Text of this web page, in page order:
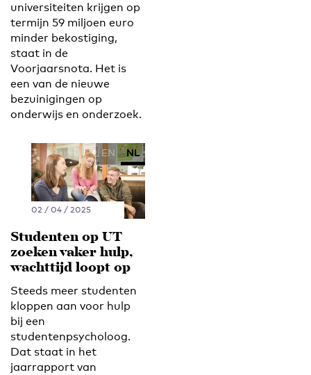
universiteiten krijgen op
termijn 59 miljoen euro
minder bekostiging,
staat in de
Voorjaarsnota. Het is
een van de nieuwe
bezuinigingen op
onderwijs en onderzoek.
EN NL
02 / 04 / 2025
Studenten op UT
zoeken vaker hulp,
wachttijd loopt op
Steeds meer studenten
kloppen aan voor hulp
bij een
studentenpsycholoog.
Dat staat in het
jaarrapport van